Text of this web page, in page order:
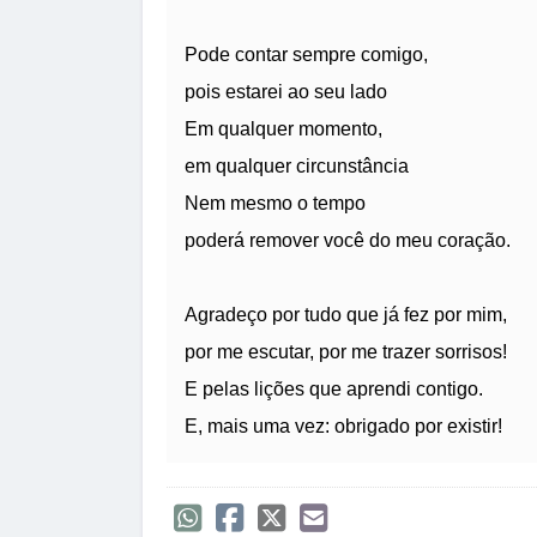
Pode contar sempre comigo,
pois estarei ao seu lado
Em qualquer momento,
em qualquer circunstância
Nem mesmo o tempo
poderá remover você do meu coração.
Agradeço por tudo que já fez por mim,
por me escutar, por me trazer sorrisos!
E pelas lições que aprendi contigo.
E, mais uma vez: obrigado por existir!